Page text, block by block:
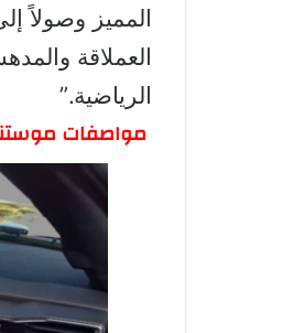
المميز وصولاً
العملاقة
الرياضية.”
مواصفات موستنج